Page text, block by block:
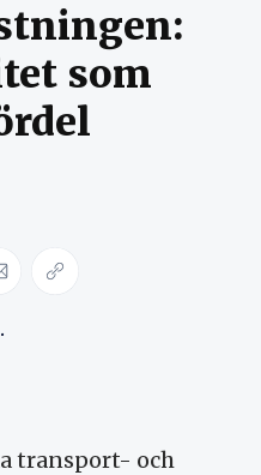
som
Pinterest
via Email
Copy link
transport- och